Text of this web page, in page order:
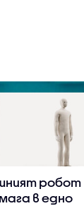
робот
в едно